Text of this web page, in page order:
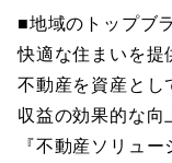
■地域のトップブ
快適な住まいを提
不動産を資産とし
収益の効果的な向
『不動産ソリュー